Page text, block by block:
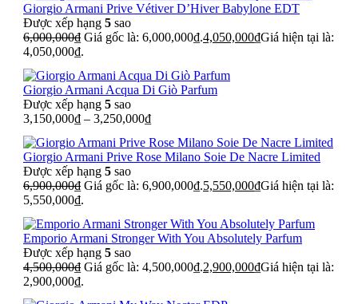
Giorgio Armani Prive Vétiver D’Hiver Babylone EDT
Được xếp hạng 5 sao
6,000,000₫ Giá gốc là: 6,000,000₫.4,050,000₫Giá hiện tại là:
4,050,000₫.
Giorgio Armani Acqua Di Giò Parfum
Được xếp hạng 5 sao
3,150,000₫ – 3,250,000₫
Giorgio Armani Prive Rose Milano Soie De Nacre Limited
Được xếp hạng 5 sao
6,900,000₫ Giá gốc là: 6,900,000₫.5,550,000₫Giá hiện tại là:
5,550,000₫.
Emporio Armani Stronger With You Absolutely Parfum
Được xếp hạng 5 sao
4,500,000₫ Giá gốc là: 4,500,000₫.2,900,000₫Giá hiện tại là:
2,900,000₫.